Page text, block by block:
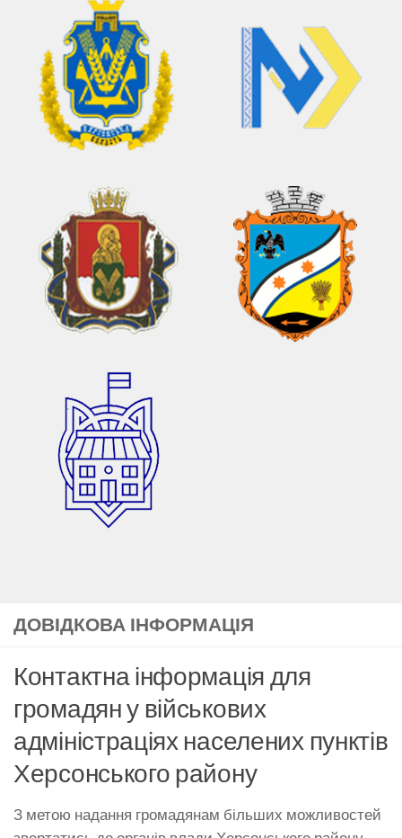
ДОВІДКОВА ІНФОРМАЦІЯ
Контактна інформація для
громадян у військових
адміністраціях населених пунктів
Херсонського району
З метою надання громадянам більших можливостей